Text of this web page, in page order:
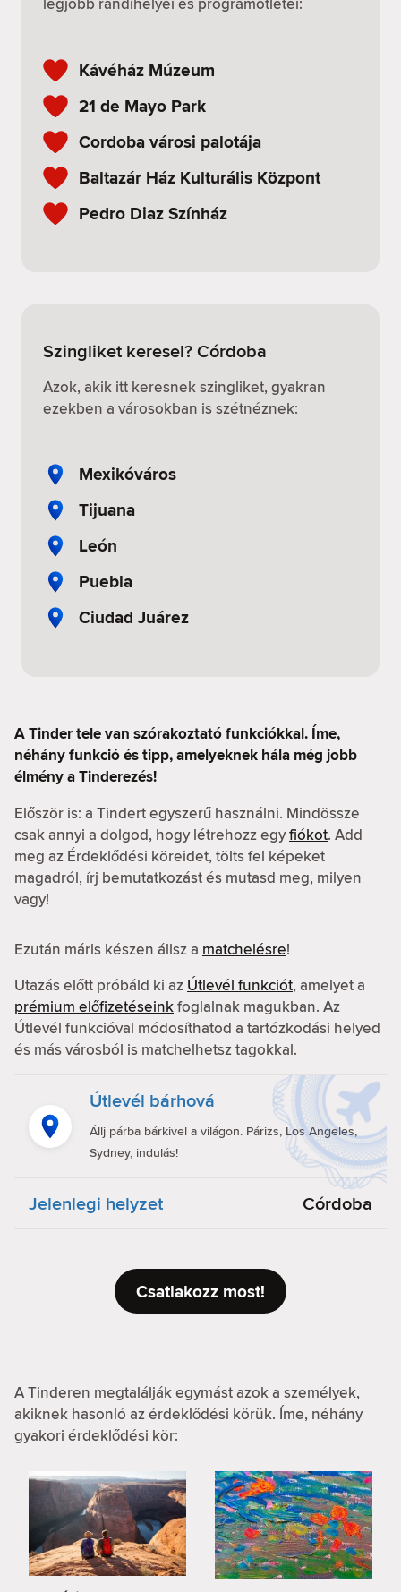
Kávéház Múzeum
21 de Mayo Park
Cordoba városi palotája
Baltazár Ház Kulturális Központ
Pedro Diaz Színház
Szingliket keresel? Córdoba
Azok, akik itt keresnek szingliket, gyakran
ezekben a városokban is szétnéznek:
Mexikóváros
Tijuana
León
Puebla
Ciudad Juárez
A Tinder tele van szórakoztató funkciókkal. Íme,
néhány funkció és tipp, amelyeknek hála még jobb
élmény a Tinderezés!
Először is: a Tindert egyszerű használni. Mindössze
csak annyi a dolgod, hogy létrehozz egyfiókot. Add
meg az Érdeklődési köreidet, tölts fel képeket
magadról, írj bemutatkozást és mutasd meg, milyen
vagy!
Ezután máris készen állsz a matchelésre!
Utazás előtt próbáld ki az Útlevél funkciót, amelyet a
prémium előfizetéseinkfoglalnak magukban. Az
Útlevél funkcióval módosíthatod a tartózkodási helyed
és más városból is matchelhetsz tagokkal.
Útlevél bárhová
Állj párba bárkivel a világon. Párizs, Los Angeles,
Sydney, indulás!
Jelenlegi helyzet Córdoba
Csatlakozz most!
A Tinderen megtalálják egymást azok a személyek,
akiknek hasonló az érdeklődési körük. Íme, néhány
gyakori érdeklődési kör: